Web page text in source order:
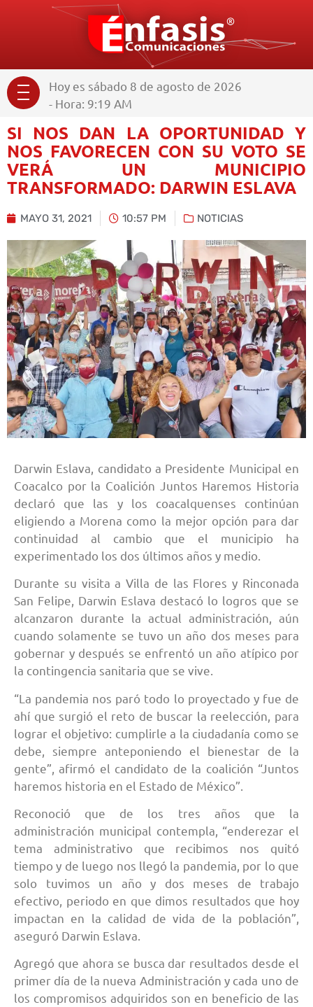
Hoy es sábado 8 de agosto de 2026
- Hora: 9:19 AM
SI NOS DAN LA OPORTUNIDAD Y
NOS FAVORECEN CON SU VOTO SE
VERÁ UN MUNICIPIO
TRANSFORMADO: DARWIN ESLAVA
MAYO 31, 2021 10:57 PM NOTICIAS
Darwin Eslava, candidato a Presidente Municipal en
Coacalco por la Coalición Juntos Haremos Historia
declaró que las y los coacalquenses continúan
eligiendo a Morena como la mejor opción para dar
continuidad al cambio que el municipio ha
experimentado los dos últimos años y medio.
Durante su visita a Villa de las Flores y Rinconada
San Felipe, Darwin Eslava destacó lo logros que se
alcanzaron durante la actual administración, aún
cuando solamente se tuvo un año dos meses para
gobernar y después se enfrentó un año atípico por
la contingencia sanitaria que se vive.
“La pandemia nos paró todo lo proyectado y fue de
ahí que surgió el reto de buscar la reelección, para
lograr el objetivo: cumplirle a la ciudadanía como se
debe, siempre anteponiendo el bienestar de la
gente”, afirmó el candidato de la coalición “Juntos
haremos historia en el Estado de México”.
Reconoció que de los tres años que la
administración municipal contempla, “enderezar el
tema administrativo que recibimos nos quitó
tiempo y de luego nos llegó la pandemia, por lo que
solo tuvimos un año y dos meses de trabajo
efectivo, periodo en que dimos resultados que hoy
impactan en la calidad de vida de la población”,
aseguró Darwin Eslava.
Agregó que ahora se busca dar resultados desde el
primer día de la nueva Administración y cada uno de
los compromisos adquiridos son en beneficio de las